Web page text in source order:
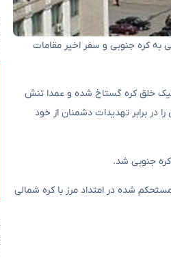
به کره جنوبی و سفر اخیر مقامات
خلق کره گستاخ شده و عمدا تنش
برابر تهدیدات دشمنان از خود
جنوبی شد.
شده در امتداد مرز با کره شمالی